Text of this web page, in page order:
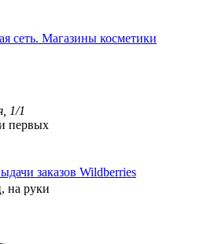
сеть. Магазины косметики
1/1
первых
заказов Wildberries
на руки